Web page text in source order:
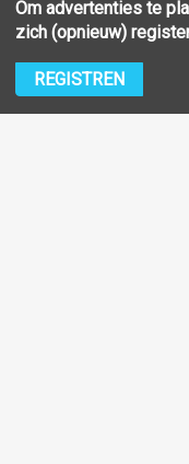
Om advertenties te
zich (opnieuw)
REGISTREN